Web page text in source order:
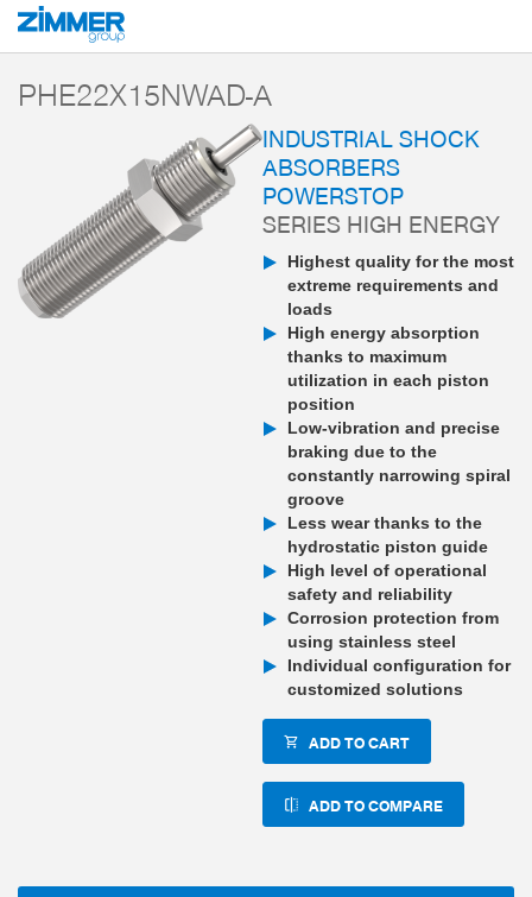
Start Products
PHE22X15NWAD-A
INDUSTRIAL SHOCK
ABSORBERS
POWERSTOP
SERIES HIGH ENERGY
Highest quality for the most
extreme requirements and
loads
High energy absorption
thanks to maximum
utilization in each piston
position
Low-vibration and precise
braking due to the
constantly narrowing spiral
groove
Less wear thanks to the
hydrostatic piston guide
High level of operational
safety and reliability
Corrosion protection from
using stainless steel
Individual configuration for
customized solutions
ADD TO CART
ADD TO COMPARE